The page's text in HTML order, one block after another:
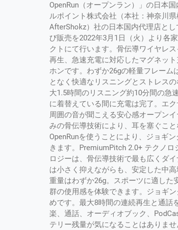
OpenRun（オープンラン）」の日本
ルポイント株式会社（本社：神奈川
AfterShokz）社の日本国内代理店と
び販売を2022年3月1日（火）より各
クトにて行います。骨伝導ワイヤレ
再生、急速充電に対応したマグネッ
ホンです。わずか26gの軽量フレーム
となく快適なリスニングとストレス
大1.5時間のリスニング約10分間の急
に着替えている間に充電は完了。エ
周囲の音が聞こえる安心感オープン
みの骨伝導技術により、耳を塞ぐこ
OpenRunを使うことにより、ジョギ
きます。PremiumPitch 2.0+ テクノ
ロジーは、骨伝導技術で最も広くダ
は小さく抑えながらも、安定した中
重量はわずか26g。スポーツに適した
群の使用感を体験できます。ジョギ
めです。最大8時間の連続再生と通話
楽、通話、オーディオブック、
テリー残量が気になることはありま